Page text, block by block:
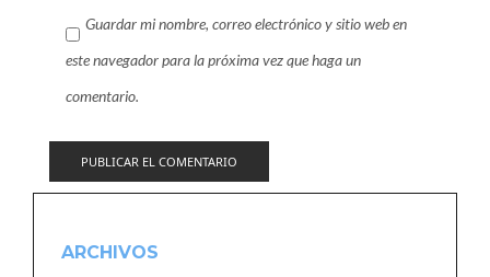
Guardar mi nombre, correo electrónico y sitio web en
este navegador para la próxima vez que haga un
comentario.
ARCHIVOS